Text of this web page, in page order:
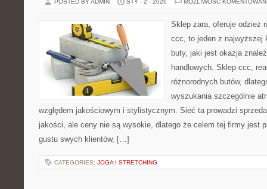
POSTED BY ADMIN STY - 2 - 2026 MOŻLIWOŚĆ
Sklep zara, oferuje odzież
ccc, to jeden z najwyższej
buty, jaki jest okazja
handlowych. Sklep ccc,
różnorodnych butów,
wyszukania szczególnie
względem jakościowym i stylistycznym. Sieć ta prowadzi
jakości, ale ceny nie są wysokie, dlatego że celem tej firmy jest
gustu swych klientów, […]
CATEGORIES: JOGA I STRETCHING